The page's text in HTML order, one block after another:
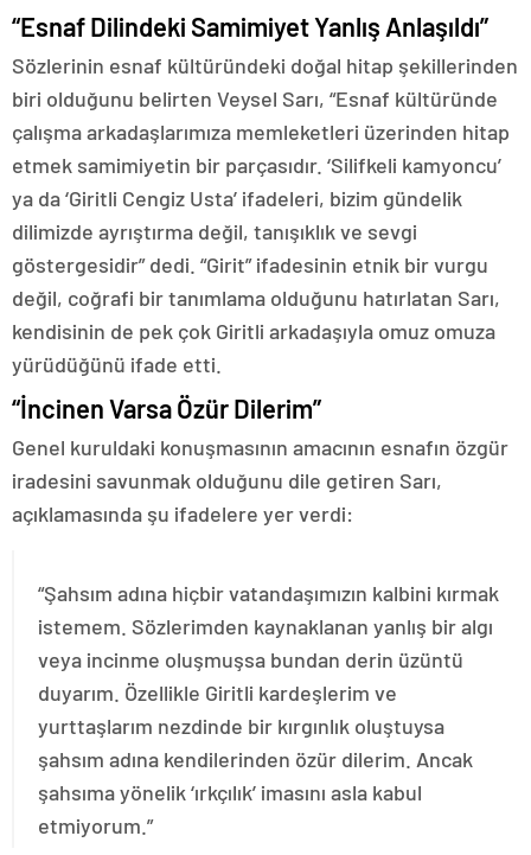
“Esnaf Dilindeki Samimiyet Yanlış Anlaşıldı”
Sözlerinin esnaf kültüründeki doğal hitap şekillerinden
biri olduğunu belirten Veysel Sarı, “Esnaf kültüründe
çalışma arkadaşlarımıza memleketleri üzerinden hitap
etmek samimiyetin bir parçasıdır. ‘Silifkeli kamyoncu’
ya da ‘Giritli Cengiz Usta’ ifadeleri, bizim gündelik
dilimizde ayrıştırma değil, tanışıklık ve sevgi
göstergesidir” dedi. “Girit” ifadesinin etnik bir vurgu
değil, coğrafi bir tanımlama olduğunu hatırlatan Sarı,
kendisinin de pek çok Giritli arkadaşıyla omuz omuza
yürüdüğünü ifade etti.
“İncinen Varsa Özür Dilerim”
Genel kuruldaki konuşmasının amacının esnafın özgür
iradesini savunmak olduğunu dile getiren Sarı,
açıklamasında şu ifadelere yer verdi:
“Şahsım adına hiçbir vatandaşımızın kalbini kırmak
istemem. Sözlerimden kaynaklanan yanlış bir algı
veya incinme oluşmuşsa bundan derin üzüntü
duyarım. Özellikle Giritli kardeşlerim ve
yurttaşlarım nezdinde bir kırgınlık oluştuysa
şahsım adına kendilerinden özür dilerim. Ancak
şahsıma yönelik ‘ırkçılık’ imasını asla kabul
etmiyorum.”